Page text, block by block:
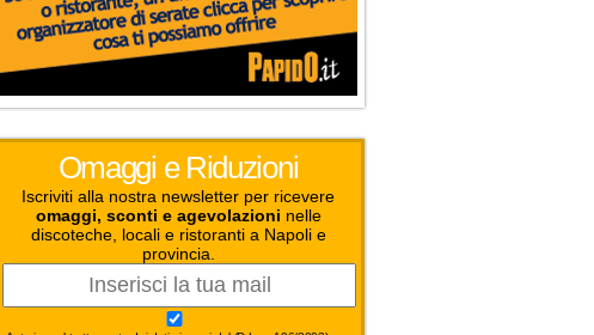
Omaggi e Riduzioni
Iscriviti alla nostra newsletter per ricevere
omaggi, sconti e agevolazioni nelle
discoteche, locali e ristoranti a Napoli e
provincia.